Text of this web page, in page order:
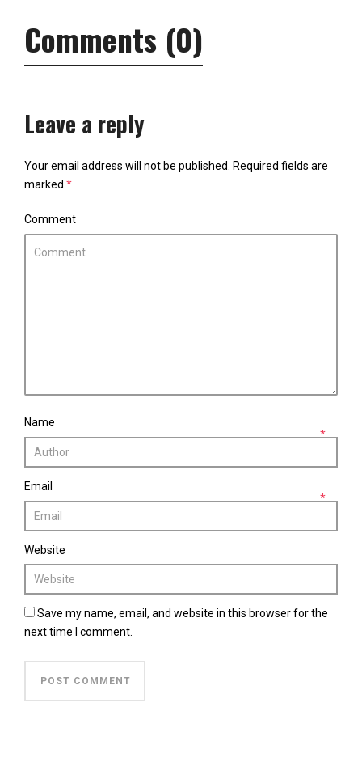
Comments (0)
Leave a reply
Your email address will not be published. Required fields are
marked *
Comment
Name
*
Email
*
Website
Save my name, email, and website in this browser for the
next time I comment.